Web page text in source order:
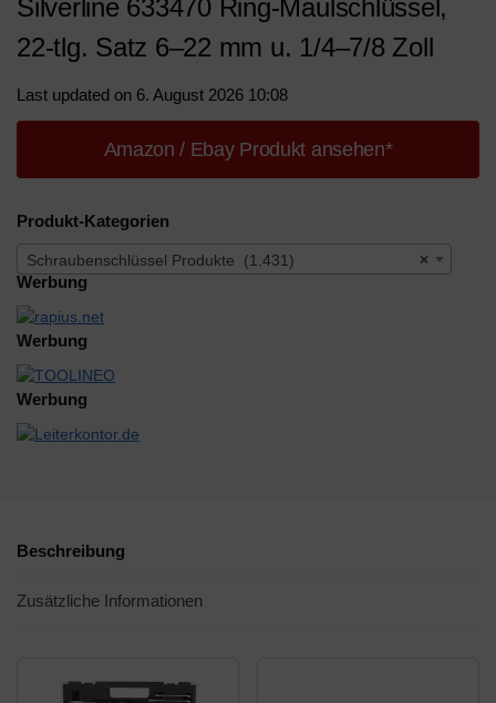
Silverline 633470 Ring-Maulschlüssel,
22-tlg. Satz 6–22 mm u. 1/4–7/8 Zoll
Last updated on 6. August 2026 10:08
Amazon / Ebay Produkt ansehen*
Produkt-Kategorien
×
Schraubenschlüssel Produkte (1.431)
Werbung
Werbung
Werbung
Beschreibung
Zusätzliche Informationen